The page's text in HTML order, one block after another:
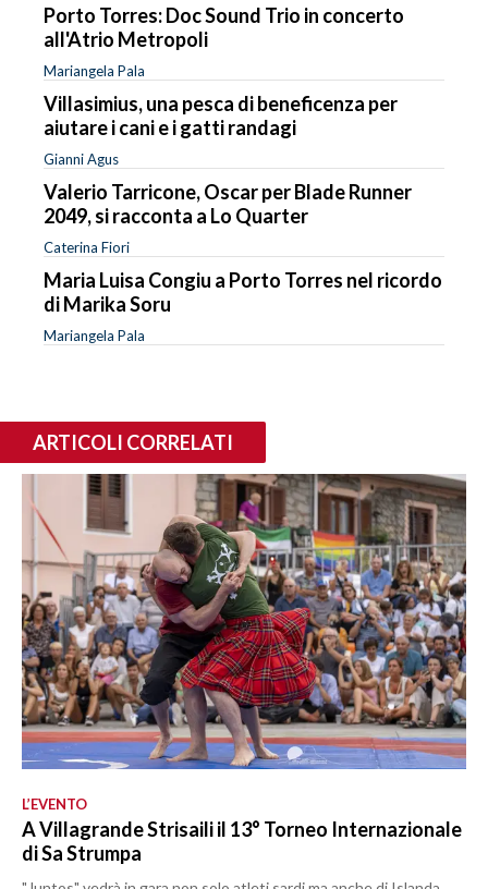
Porto Torres: Doc Sound Trio in concerto
all'Atrio Metropoli
Mariangela Pala
Villasimius, una pesca di beneficenza per
aiutare i cani e i gatti randagi
Gianni Agus
Valerio Tarricone, Oscar per Blade Runner
2049, si racconta a Lo Quarter
Caterina Fiori
Maria Luisa Congiu a Porto Torres nel ricordo
di Marika Soru
Mariangela Pala
ARTICOLI CORRELATI
L’EVENTO
A Villagrande Strisaili il 13° Torneo Internazionale
di Sa Strumpa